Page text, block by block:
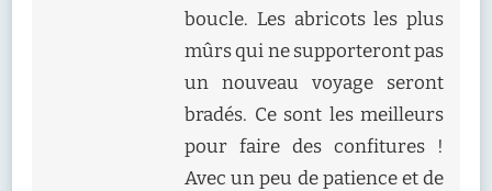
boucle. Les abricots les plus
mûrs qui ne supporteront pas
un nouveau voyage seront
bradés. Ce sont les meilleurs
pour faire des confitures !
Avec un peu de patience et de